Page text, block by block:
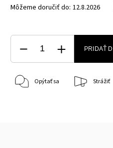
Môžeme doručiť do: 12.8.2026
PRIDAŤ
Opýtať sa Strážiť